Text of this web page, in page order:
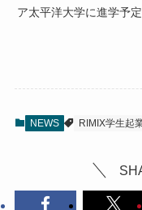
ア太平洋大学に進学予
NEWS RIMIX学生起